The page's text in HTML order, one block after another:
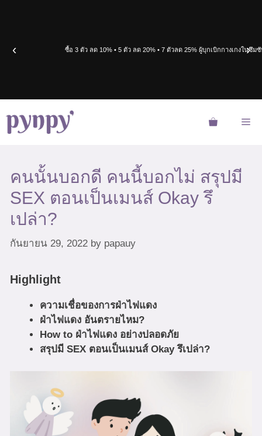
‹ ซื้อ 3 ตัว ลด 10% • 5 ตัว ลด 20% • 7 ตัวลด 25% ผู้บุกเบิกกางเกงในซึม
›
คนนั้นบอกดี คนนี้บอกไม่ สรุปมี
SEX ตอนเป็นเมนส์ Okay รึ
เปล่า?
กันยายน 29, 2022 by papauy
Highlight
ความเชื่อของการฝ่าไฟแดง
ฝ่าไฟแดง อันตรายไหม?
How to ฝ่าไฟแดง อย่างปลอดภัย
สรุปมี SEX ตอนเป็นเมนส์ Okay รึเปล่า?